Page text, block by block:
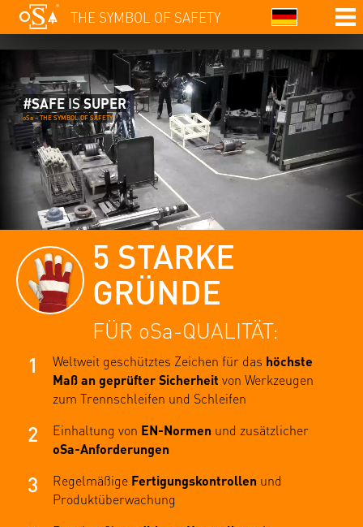
THE SYMBOL OF SAFETY
oSa – THE SYMBOL OF SAFETY
#SAFEISSUPER
5 STARKE
GRÜNDE
FÜR oSa-QUALITÄT:
1 Weltweit geschütztes Zeichen für das höchste
Maß an geprüfter Sicherheit von Werkzeugen
zum Trennschleifen und Schleifen
2 Einhaltung von EN-Normen und zusätzlicher
oSa-Anforderungen
3 Regelmäßige Fertigungskontrollen und
Produktüberwachung